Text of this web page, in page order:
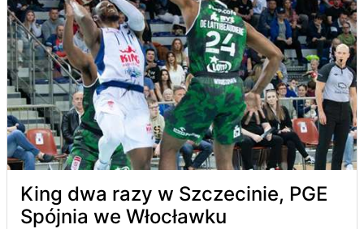
King dwa razy w Szczecinie, PGE
Spójnia we Włocławku